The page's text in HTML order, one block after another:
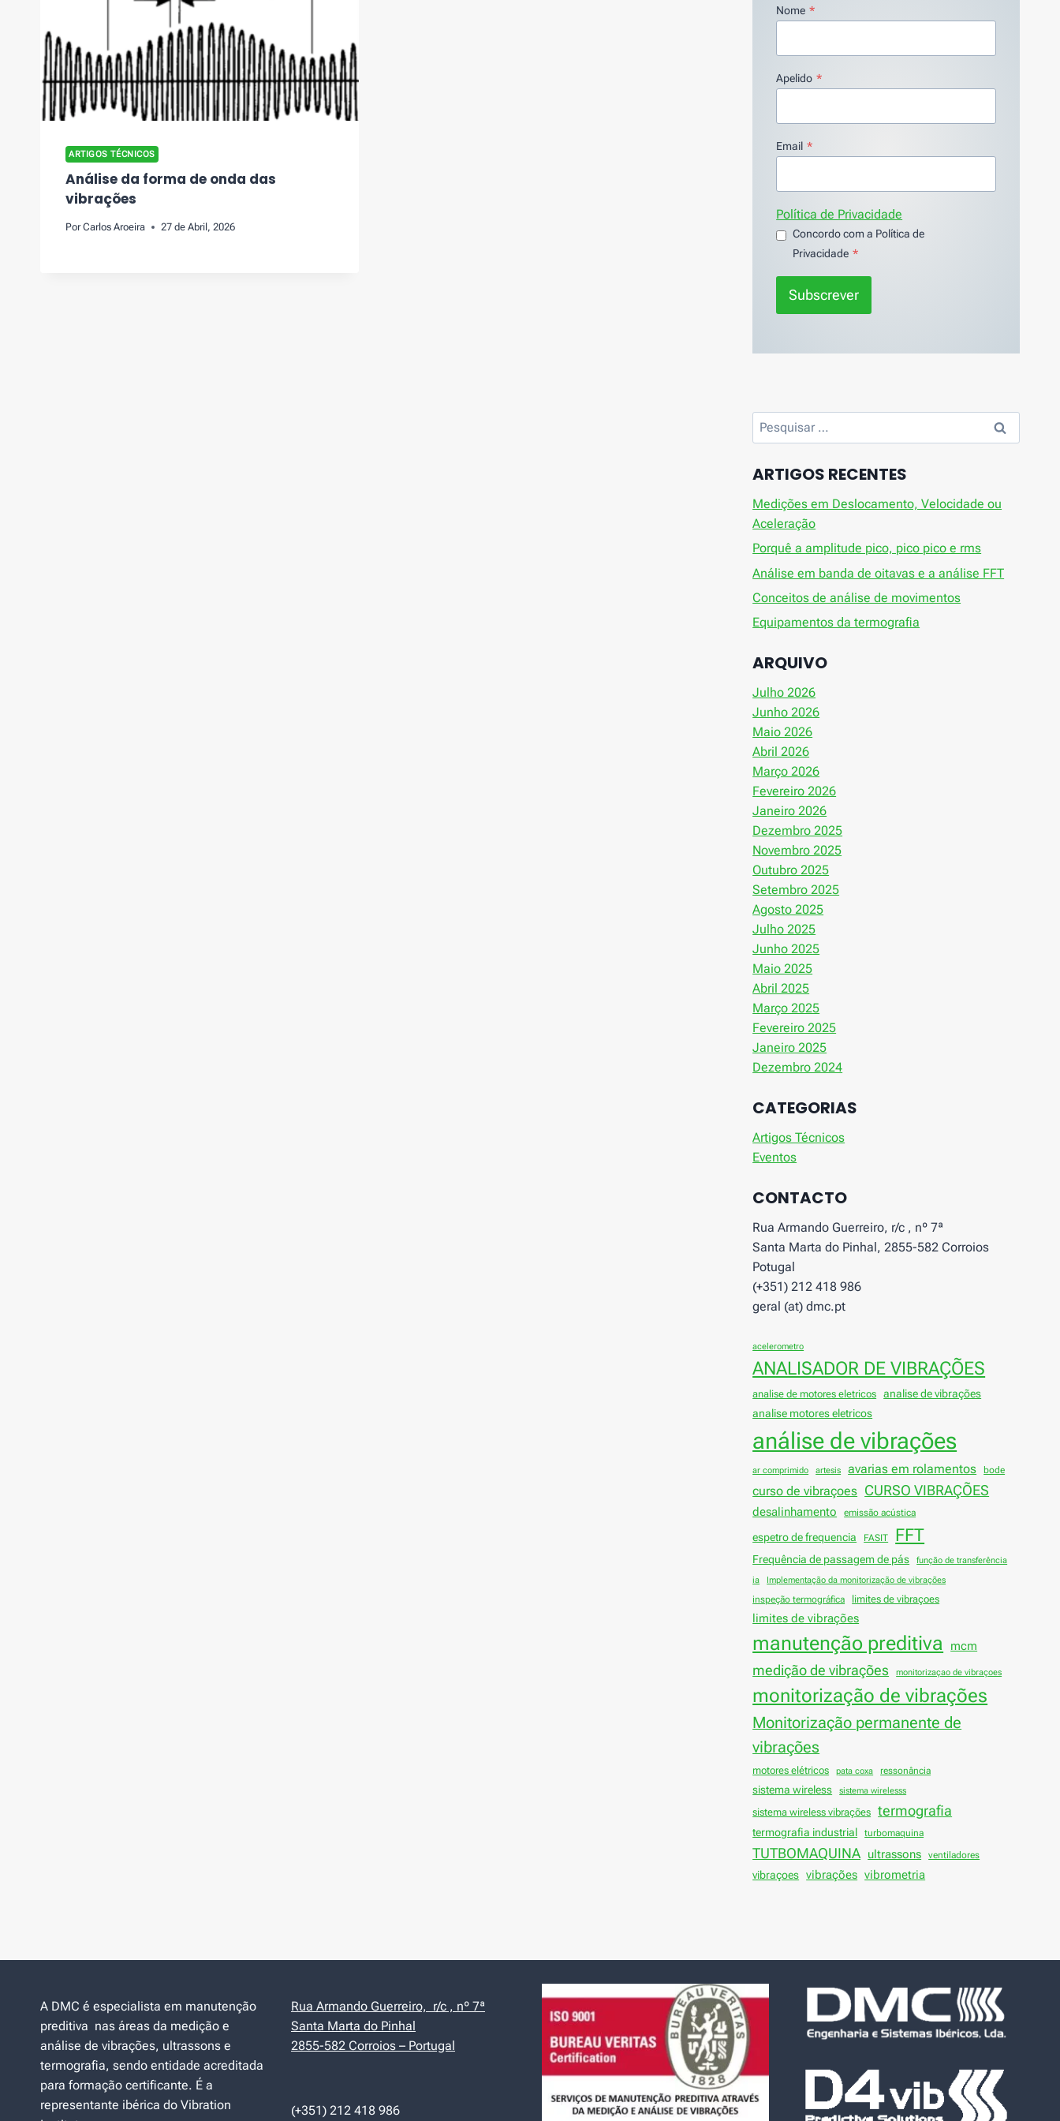
ARTIGOS TÉCNICOS
Análise da forma de onda das
vibrações
Por Carlos Aroeira 27 de Abril, 2026
Nome *
Apelido *
Email *
Política de Privacidade
Concordo com a Política de
Privacidade *
Subscrever
Pesquisar
por:
ARTIGOS RECENTES
Medições em Deslocamento, Velocidade ou
Aceleração
Porquê a amplitude pico, pico pico e rms
Análise em banda de oitavas e a análise FFT
Conceitos de análise de movimentos
Equipamentos da termografia
ARQUIVO
Julho 2026
Junho 2026
Maio 2026
Abril 2026
Março 2026
Fevereiro 2026
Janeiro 2026
Dezembro 2025
Novembro 2025
Outubro 2025
Setembro 2025
Agosto 2025
Julho 2025
Junho 2025
Maio 2025
Abril 2025
Março 2025
Fevereiro 2025
Janeiro 2025
Dezembro 2024
CATEGORIAS
Artigos Técnicos
Eventos
CONTACTO
Rua Armando Guerreiro, r/c , nº 7ª
Santa Marta do Pinhal, 2855-582 Corroios
Potugal
(+351) 212 418 986
geral (at) dmc.pt
acelerometro
ANALISADOR DE VIBRAÇÕES
analise de motores eletricos
analise de vibrações
analise motores eletricos
análise de vibrações
ar comprimido artesis avarias em rolamentos bode
curso de vibraçoes CURSO VIBRAÇÕES
desalinhamento emissão acústica
espetro de frequencia FASIT FFT
Frequência de passagem de pás
função de transferência
ia
Implementação da monitorização de vibrações
inspeção termográfica limites de vibraçoes
limites de vibrações
manutenção preditiva mcm
medição de vibrações monitorizaçao de vibraçoes
monitorização de vibrações
Monitorização permanente de
vibrações
motores elétricos pata coxa ressonância
sistema wireless sistema wirelesss
sistema wireless vibrações termografia
termografia industrial turbomaquina
TUTBOMAQUINA ultrassons ventiladores
vibraçoes vibrações vibrometria
A DMC é especialista em manutenção
preditiva nas áreas da medição e
análise de vibrações, ultrassons e
termografia, sendo entidade acreditada
para formação certificante. É a
representante ibérica do Vibration
Rua Armando Guerreiro, r/c , nº 7ª
Santa Marta do Pinhal
2855-582 Corroios – Portugal
(+351) 212 418 986